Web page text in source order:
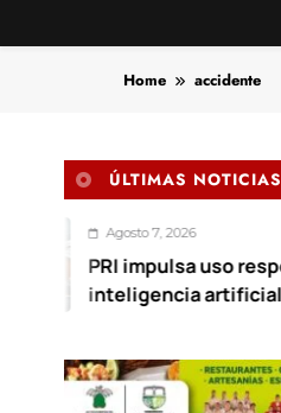
Home accidente
ÚLTIMAS NOTICIAS
uso responsable de
artificial en escuelas